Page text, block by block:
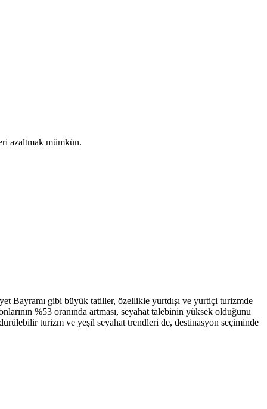
azaltmak mümkün.
Bayramı gibi büyük tatiller, özellikle yurtdışı ve yurtiçi turizmde
%53 oranında artması, seyahat talebinin yüksek olduğunu
turizm ve yeşil seyahat trendleri de, destinasyon seçiminde